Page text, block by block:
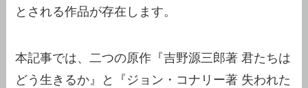
とされる作品が存在します。
本記事では、二つの原作『吉野源三郎著 君たちは
どう生きるか』と『ジョン・コナリー著 失われた